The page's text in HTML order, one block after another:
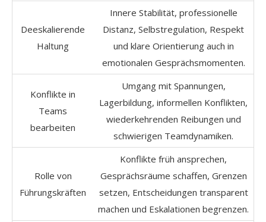
Deeskalierende
Haltung
Innere Stabilität, professionelle
Distanz, Selbstregulation, Respekt
und klare Orientierung auch in
emotionalen Gesprächsmomenten.
Konflikte in
Teams
bearbeiten
Umgang mit Spannungen,
Lagerbildung, informellen Konflikten,
wiederkehrenden Reibungen und
schwierigen Teamdynamiken.
Rolle von
Führungskräften
Konflikte früh ansprechen,
Gesprächsräume schaffen, Grenzen
setzen, Entscheidungen transparent
machen und Eskalationen begrenzen.